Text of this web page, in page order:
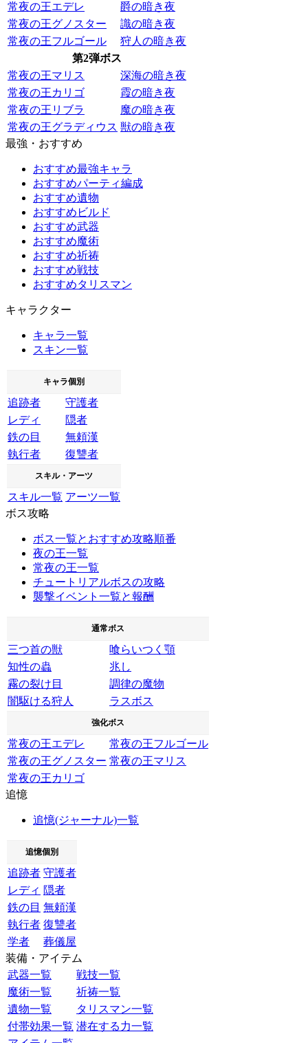
常夜の王エデレ
爵の暗き夜
常夜の王グノスター
識の暗き夜
常夜の王フルゴール
狩人の暗き夜
第2弾ボス
常夜の王マリス
深海の暗き夜
常夜の王カリゴ
霞の暗き夜
常夜の王リブラ
魔の暗き夜
常夜の王グラディウス 獣の暗き夜
最強・おすすめ
おすすめ最強キャラ
おすすめパーティ編成
おすすめ遺物
おすすめビルド
おすすめ武器
おすすめ魔術
おすすめ祈祷
おすすめ戦技
おすすめタリスマン
キャラクター
キャラ一覧
スキン一覧
キャラ個別
追跡者
守護者
レディ
隠者
鉄の目
無頼漢
執行者
復讐者
スキル・アーツ
スキル一覧 アーツ一覧
ボス攻略
ボス一覧とおすすめ攻略順番
夜の王一覧
常夜の王一覧
チュートリアルボスの攻略
襲撃イベント一覧と報酬
通常ボス
三つ首の獣
喰らいつく顎
知性の蟲
兆し
霧の裂け目
調律の魔物
闇駆ける狩人
ラスボス
強化ボス
常夜の王エデレ
常夜の王フルゴール
常夜の王グノスター 常夜の王マリス
常夜の王カリゴ
追憶
追憶(ジャーナル)一覧
追憶個別
追跡者 守護者
レディ 隠者
鉄の目 無頼漢
執行者 復讐者
学者
葬儀屋
装備・アイテム
武器一覧
戦技一覧
魔術一覧
祈祷一覧
遺物一覧
タリスマン一覧
付帯効果一覧 潜在する力一覧